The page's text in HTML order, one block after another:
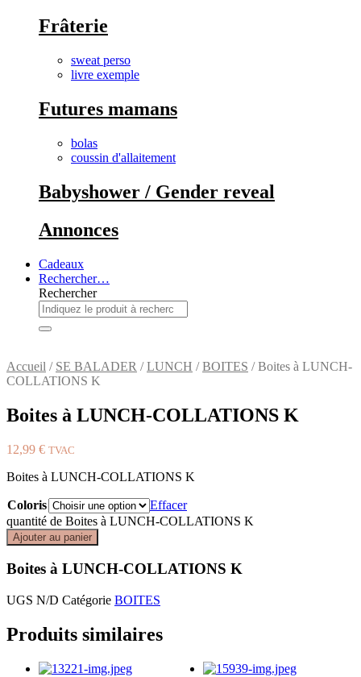
Frâterie
sweat perso
livre exemple
Futures mamans
bolas
coussin d'allaitement
Babyshower / Gender reveal
Annonces
Cadeaux
Rechercher…
Rechercher
Accueil / SE BALADER /LUNCH /BOITES / Boites à LUNCH-
COLLATIONS K
Boites à LUNCH-COLLATIONS K
12,99 € TVAC
Boites à LUNCH-COLLATIONS K
Coloris
Effacer
quantité de Boites à LUNCH-COLLATIONS K
Ajouter au panier
Boites à LUNCH-COLLATIONS K
UGS N/D Catégorie BOITES
Produits similaires